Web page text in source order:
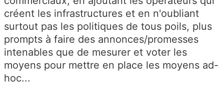
créent les infrastructures et en n'oubliant
surtout pas les politiques de tous poils, plus
prompts à faire des annonces/promesses
intenables que de mesurer et voter les
moyens pour mettre en place les moyens ad-
hoc...